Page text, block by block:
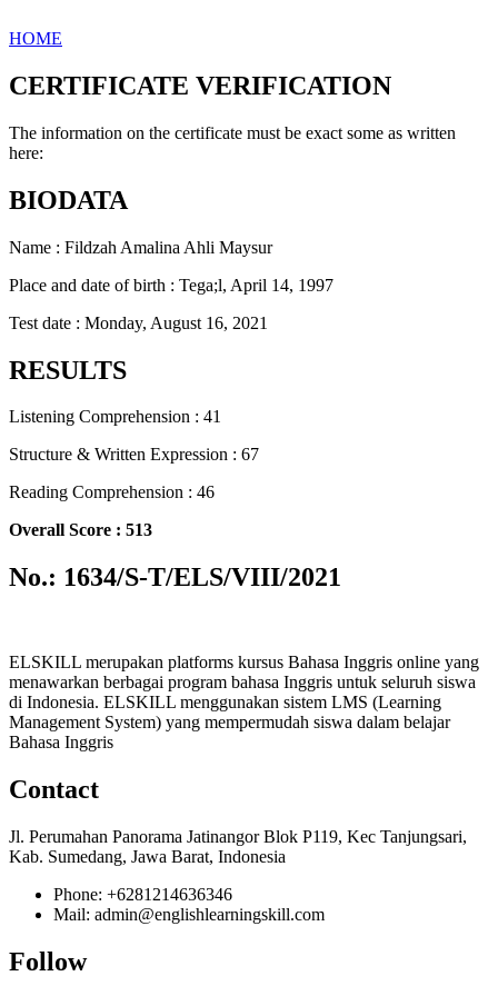
HOME
CERTIFICATE VERIFICATION
The information on the certificate must be exact some as written
here:
BIODATA
Name : Fildzah Amalina Ahli Maysur
Place and date of birth : Tega;l, April 14, 1997
Test date : Monday, August 16, 2021
RESULTS
Listening Comprehension : 41
Structure & Written Expression : 67
Reading Comprehension : 46
Overall Score : 513
No.: 1634/S-T/ELS/VIII/2021
ELSKILL merupakan platforms kursus Bahasa Inggris online yang
menawarkan berbagai program bahasa Inggris untuk seluruh siswa
di Indonesia. ELSKILL menggunakan sistem LMS (Learning
Management System) yang mempermudah siswa dalam belajar
Bahasa Inggris
Contact
Jl. Perumahan Panorama Jatinangor Blok P119, Kec Tanjungsari,
Kab. Sumedang, Jawa Barat, Indonesia
Phone: +6281214636346
Mail: admin@englishlearningskill.com
Follow